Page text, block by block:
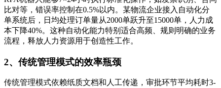
比对等，错误率控制在0.5%以内。某物流企业接入自动化分
单系统后，日均处理订单量从2000单跃升至15000单，人力成
本下降40%。这种自动化能力特别适合高频、规则明确的业务
流程，释放人力资源用于创造性工作。
2、传统管理模式的效率瓶颈
传统管理模式依赖纸质文档和人工传递，审批环节平均耗时3-